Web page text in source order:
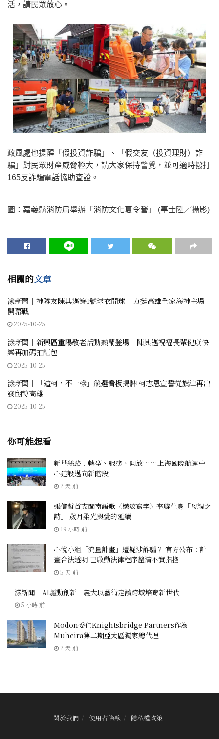
活，請民眾放心。
政風處也提醒「假投資詐騙」、「假交友（投資理財）詐
騙」對民眾財產威脅極大，請大家保持警覺，並可適時撥打
165反詐騙電話協助查證。
圖：嘉義縣消防局舉辦「消防文化夏令營」 (辜士陞／攝影)
相關的文章
漾新聞｜神隊友陳其邁穿1號球衣開球 力挺高雄全家海神主場
開幕戰
2025-10-25
漾新聞｜新興區重陽敬老活動熱鬧登場 陳其邁祝福長輩健康快
樂再加碼抽紅包
2025-10-25
漾新聞｜「這柯，不一樣」競選看板揭牌 柯志恩宣誓從旗津再出
發翻轉高雄
2025-10-25
你可能想看
新華絲路：轉型、服務、開放……上海國際航運中
心建設邁向新階段
2 天 前
張信哲首支閩南語歌〈皺紋寫字〉李璇化身「母親之
詩」 歲月柔光與愛的延續
19 小時 前
心悅小組「流量計畫」遭疑涉詐騙？ 官方公布：計
畫合法透明 已啟動法律程序釐清不實指控
5 天 前
漾新聞｜AI驅動創新 義大以藝術走讀跨域培育新世代
5 小時 前
Modon委任Knightsbridge Partners作為
Muheira第二期亞太區獨家總代理
2 天 前
關於我們 使用者條款 隱私權政策